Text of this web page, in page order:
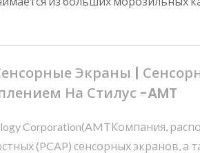
Экраны |
На Стилус -AMT
Corporation(AMTКомпания,
(PCAP) сенсорных экранов, а